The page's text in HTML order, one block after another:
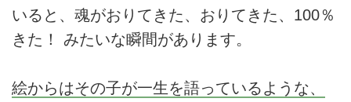
いると、魂がおりてきた、おりてきた、100％
きた！ みたいな瞬間があります。
絵からはその子が一生を語っているような、